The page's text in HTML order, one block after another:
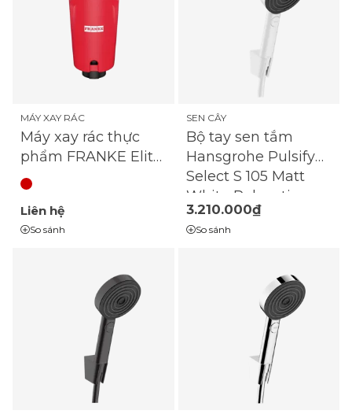
MÁY XAY RÁC
Máy xay rác thực
phẩm FRANKE Elite
Slimline - FWDS75
(134.0713.690)
Liên hệ
So sánh
SEN CÂY
Bộ tay sen tắm
Hansgrohe Pulsify
Select S 105 Matt
White Relaxation
EcoSmart với giá đỡ
và dây sen 125cm |
3.210.000₫
So sánh